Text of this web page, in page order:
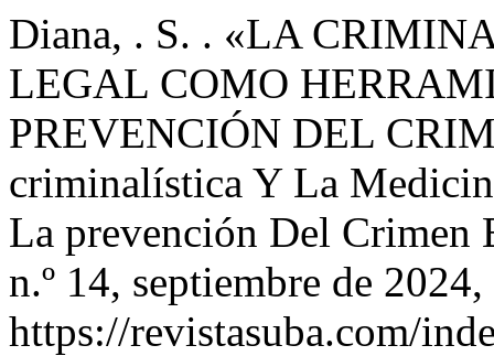
Diana, . S. . «LA
LEGAL COMO
PREVENCIÓN DEL
criminalística Y La
La prevención Del Crimen
n.º 14, septiembre de
https://revistasuba.com/